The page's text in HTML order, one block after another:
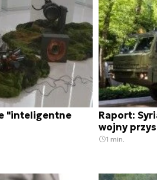
"inteligentne
Raport:
wojny
1 min.